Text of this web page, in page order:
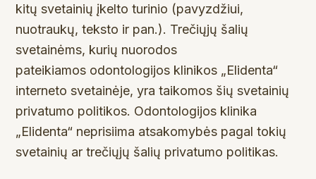
kitų svetainių įkelto turinio (pavyzdžiui,
nuotraukų, teksto ir pan.). Trečiųjų šalių
svetainėms, kurių nuorodos
pateikiamos odontologijos klinikos „Elidenta“
interneto svetainėje, yra taikomos šių svetainių
privatumo politikos. Odontologijos klinika
„Elidenta“ neprisiima atsakomybės pagal tokių
svetainių ar trečiųjų šalių privatumo politikas.